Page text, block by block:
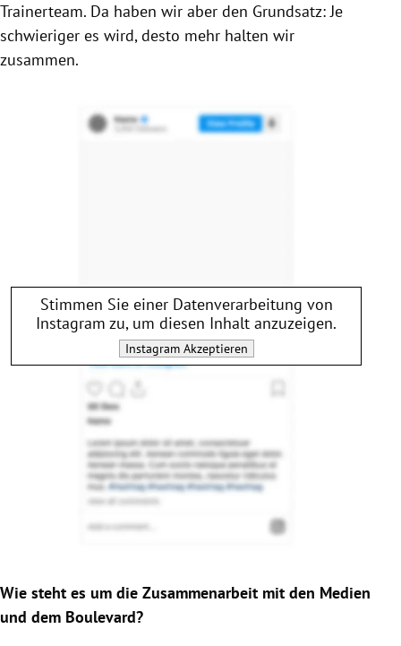
Trainerteam. Da haben wir aber den Grundsatz: Je
schwieriger es wird, desto mehr halten wir
zusammen.
Stimmen Sie einer Datenverarbeitung von
Instagram zu, um diesen Inhalt anzuzeigen.
InstagramAkzeptieren
Wie steht es um die Zusammenarbeit mit den Medien
und dem Boulevard?